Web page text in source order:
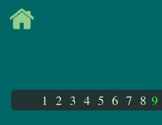
1 2 3 4 5 6 7 8 9